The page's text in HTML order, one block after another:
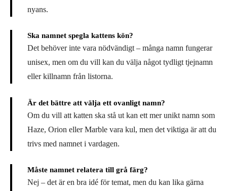
nyans.
Ska namnet spegla kattens kön?
Det behöver inte vara nödvändigt – många namn fungerar
unisex, men om du vill kan du välja något tydligt tjejnamn
eller killnamn från listorna.
Är det bättre att välja ett ovanligt namn?
Om du vill att katten ska stå ut kan ett mer unikt namn som
Haze, Orion eller Marble vara kul, men det viktiga är att du
trivs med namnet i vardagen.
Måste namnet relatera till grå färg?
Nej – det är en bra idé för temat, men du kan lika gärna